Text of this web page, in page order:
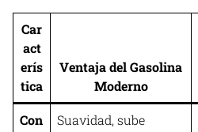
Car
act
erís
tica
Ventaja del Gasolina
Moderno
Con
Suavidad, sube